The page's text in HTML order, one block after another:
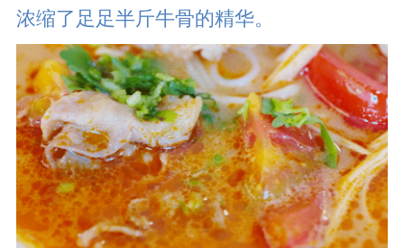
浓缩了足足半斤牛骨的精华。